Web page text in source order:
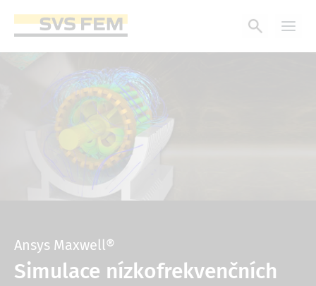
hlavnímu
Ansys Maxwell®
Simulace nízkofrekvenčních